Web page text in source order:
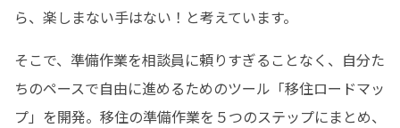
ら、楽しまない手はない！と考えています。
そこで、準備作業を相談員に頼りすぎることなく、自分た
ちのペースで自由に進めるためのツール「移住ロードマッ
プ」を開発。移住の準備作業を５つのステップにまとめ、